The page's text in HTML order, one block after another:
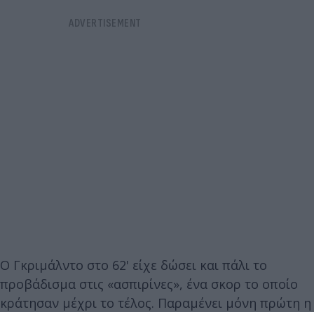
Ο Γκριμάλντο στο 62' είχε δώσει και πάλι το
προβάδισμα στις «ασπιρίνες», ένα σκορ το οποίο
κράτησαν μέχρι το τέλος. Παραμένει μόνη πρώτη η